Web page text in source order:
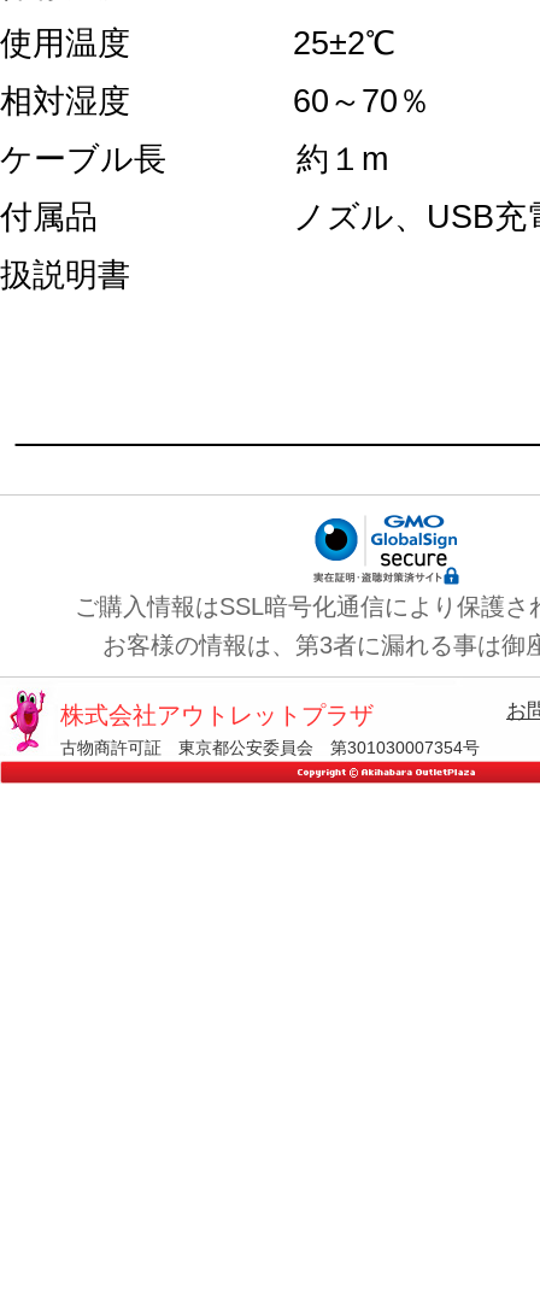
使用温度 25±2℃
相対湿度 60～70％
ケーブル長 約１m
付属品 ノズル、USB充電
扱説明書
ご購入情報はSSL暗号化通信により保護さ
お客様の情報は、第3者に漏れる事は御
株式会社アウトレットプラザ
古物商許可証 東京都公安委員会 第301030007354号
お